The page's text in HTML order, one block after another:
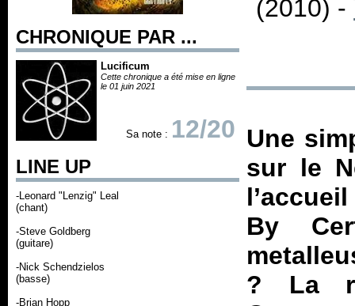
CHRONIQUE PAR ...
Lucificum
Cette chronique a été mise en ligne
le 01 juin 2021
Sa note : 12/20
LINE UP
-Leonard "Lenzig" Leal
(chant)
-Steve Goldberg
(guitare)
-Nick Schendzielos
(basse)
-Brian Hopp
(2010) -
Une
sur le
By
? La